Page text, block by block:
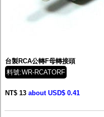
台製RCA公轉F母轉接頭
料號:WR-RCATORF
NT$ 13 about USD$ 0.41